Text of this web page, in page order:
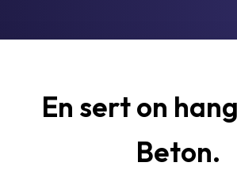
En sert on
Beton.